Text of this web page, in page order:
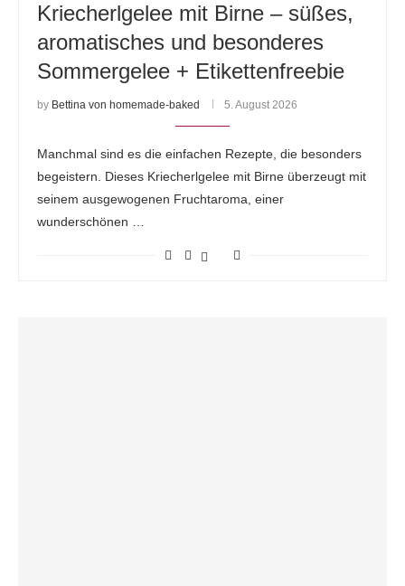
Kriecherlgelee mit Birne – süßes,
aromatisches und besonderes
Sommergelee + Etikettenfreebie
by Bettina von homemade-baked 5. August 2026
Manchmal sind es die einfachen Rezepte, die besonders
begeistern. Dieses Kriecherlgelee mit Birne überzeugt mit
seinem ausgewogenen Fruchtaroma, einer
wunderschönen …